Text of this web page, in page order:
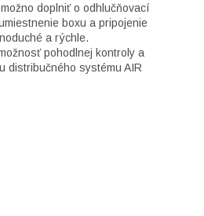
doplniť o odhlučňovací
boxu a pripojenie
a rýchle.
pohodlnej kontroly a
distribučného systému AIR